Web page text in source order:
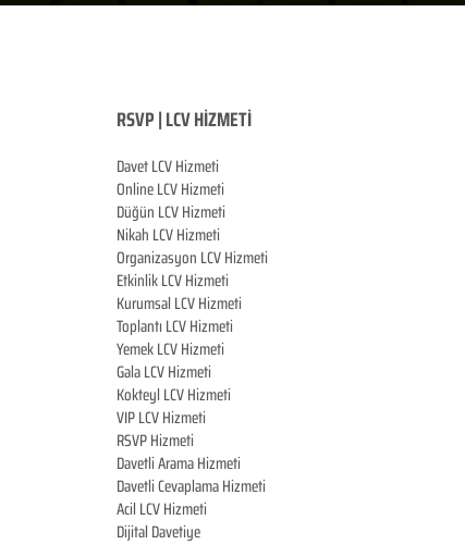
RSVP | LCV HİZMETİ
Davet LCV Hizmeti
Online LCV Hizmeti
Düğün LCV Hizmeti
Nikah LCV Hizmeti
Organizasyon LCV Hizmeti
Etkinlik LCV Hizmeti
Kurumsal LCV Hizmeti
Toplantı LCV Hizmeti
Yemek LCV Hizmeti
Gala LCV Hizmeti
Kokteyl LCV Hizmeti
VIP LCV Hizmeti
RSVP Hizmeti
Davetli Arama Hizmeti
Davetli Cevaplama Hizmeti
Acil LCV Hizmeti
Dijital Davetiye